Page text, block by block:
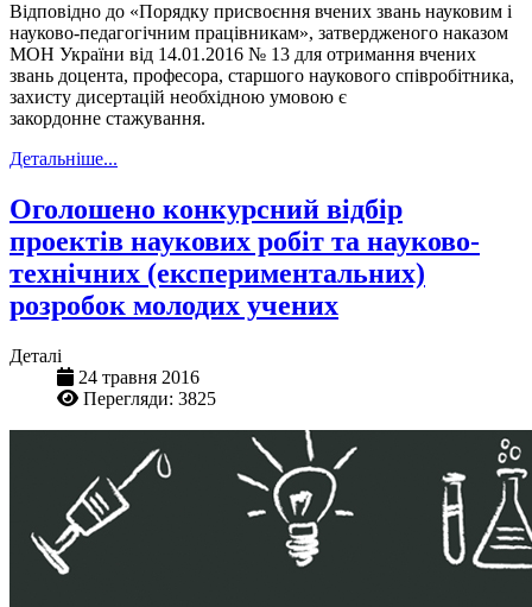
Відповідно до «Порядку присвоєння вчених звань науковим і
науково-педагогічним працівникам», затвердженого наказом
МОН України від 14.01.2016 № 13 для отримання вчених
звань доцента, професора, старшого наукового співробітника,
захисту дисертацій необхідною умовою є
закордонне стажування.
Детальніше...
Оголошено конкурсний відбір
проектів наукових робіт та науково-
технічних (експериментальних)
розробок молодих учених
Деталі
24 травня 2016
Перегляди: 3825